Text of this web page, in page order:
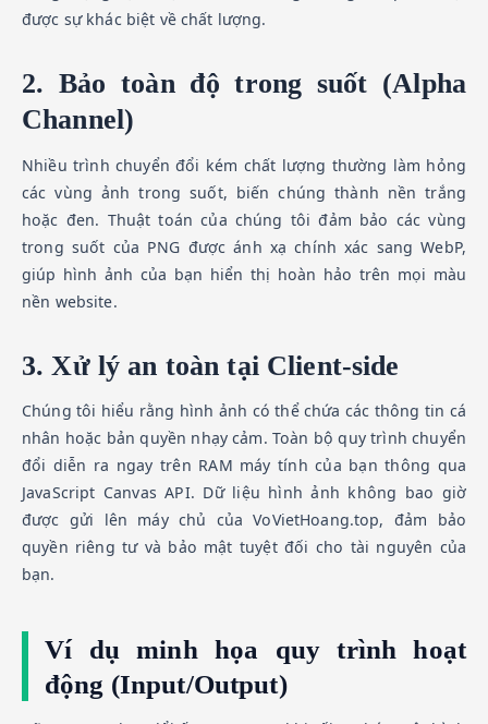
được sự khác biệt về chất lượng.
2. Bảo toàn độ trong suốt (Alpha
Channel)
Nhiều trình chuyển đổi kém chất lượng thường làm hỏng
các vùng ảnh trong suốt, biến chúng thành nền trắng
hoặc đen. Thuật toán của chúng tôi đảm bảo các vùng
trong suốt của PNG được ánh xạ chính xác sang WebP,
giúp hình ảnh của bạn hiển thị hoàn hảo trên mọi màu
nền website.
3. Xử lý an toàn tại Client-side
Chúng tôi hiểu rằng hình ảnh có thể chứa các thông tin cá
nhân hoặc bản quyền nhạy cảm. Toàn bộ quy trình chuyển
đổi diễn ra ngay trên RAM máy tính của bạn thông qua
JavaScript Canvas API. Dữ liệu hình ảnh không bao giờ
được gửi lên máy chủ của VoVietHoang.top, đảm bảo
quyền riêng tư và bảo mật tuyệt đối cho tài nguyên của
bạn.
Ví dụ minh họa quy trình hoạt
động (Input/Output)